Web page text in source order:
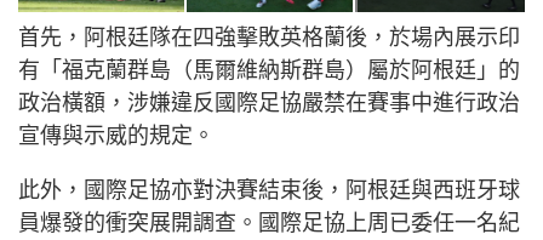
首先，阿根廷隊在四強擊敗英格蘭後，於場內展示印
有「福克蘭群島（馬爾維納斯群島）屬於阿根廷」的
政治橫額，涉嫌違反國際足協嚴禁在賽事中進行政治
宣傳與示威的規定。
此外，國際足協亦對決賽結束後，阿根廷與西班牙球
員爆發的衝突展開調查。國際足協上周已委任一名紀